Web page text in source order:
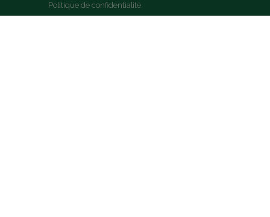
Politique de confidentialité